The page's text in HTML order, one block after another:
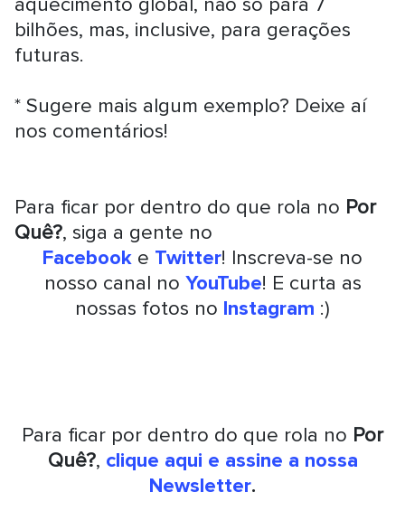
bilhões, mas, inclusive, para gerações
futuras.
* Sugere mais algum exemplo? Deixe aí
nos comentários!
Para ficar por dentro do que rola no Por
Quê?, siga a gente no
Facebook e Twitter! Inscreva-se no
nosso canal no YouTube! E curta as
nossas fotos no Instagram :)
Para ficar por dentro do que rola no Por
Quê?, clique aqui e assine a nossa
Newsletter.